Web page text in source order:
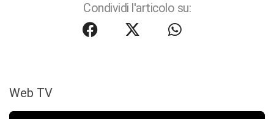
Condividi l'articolo su:
Web TV